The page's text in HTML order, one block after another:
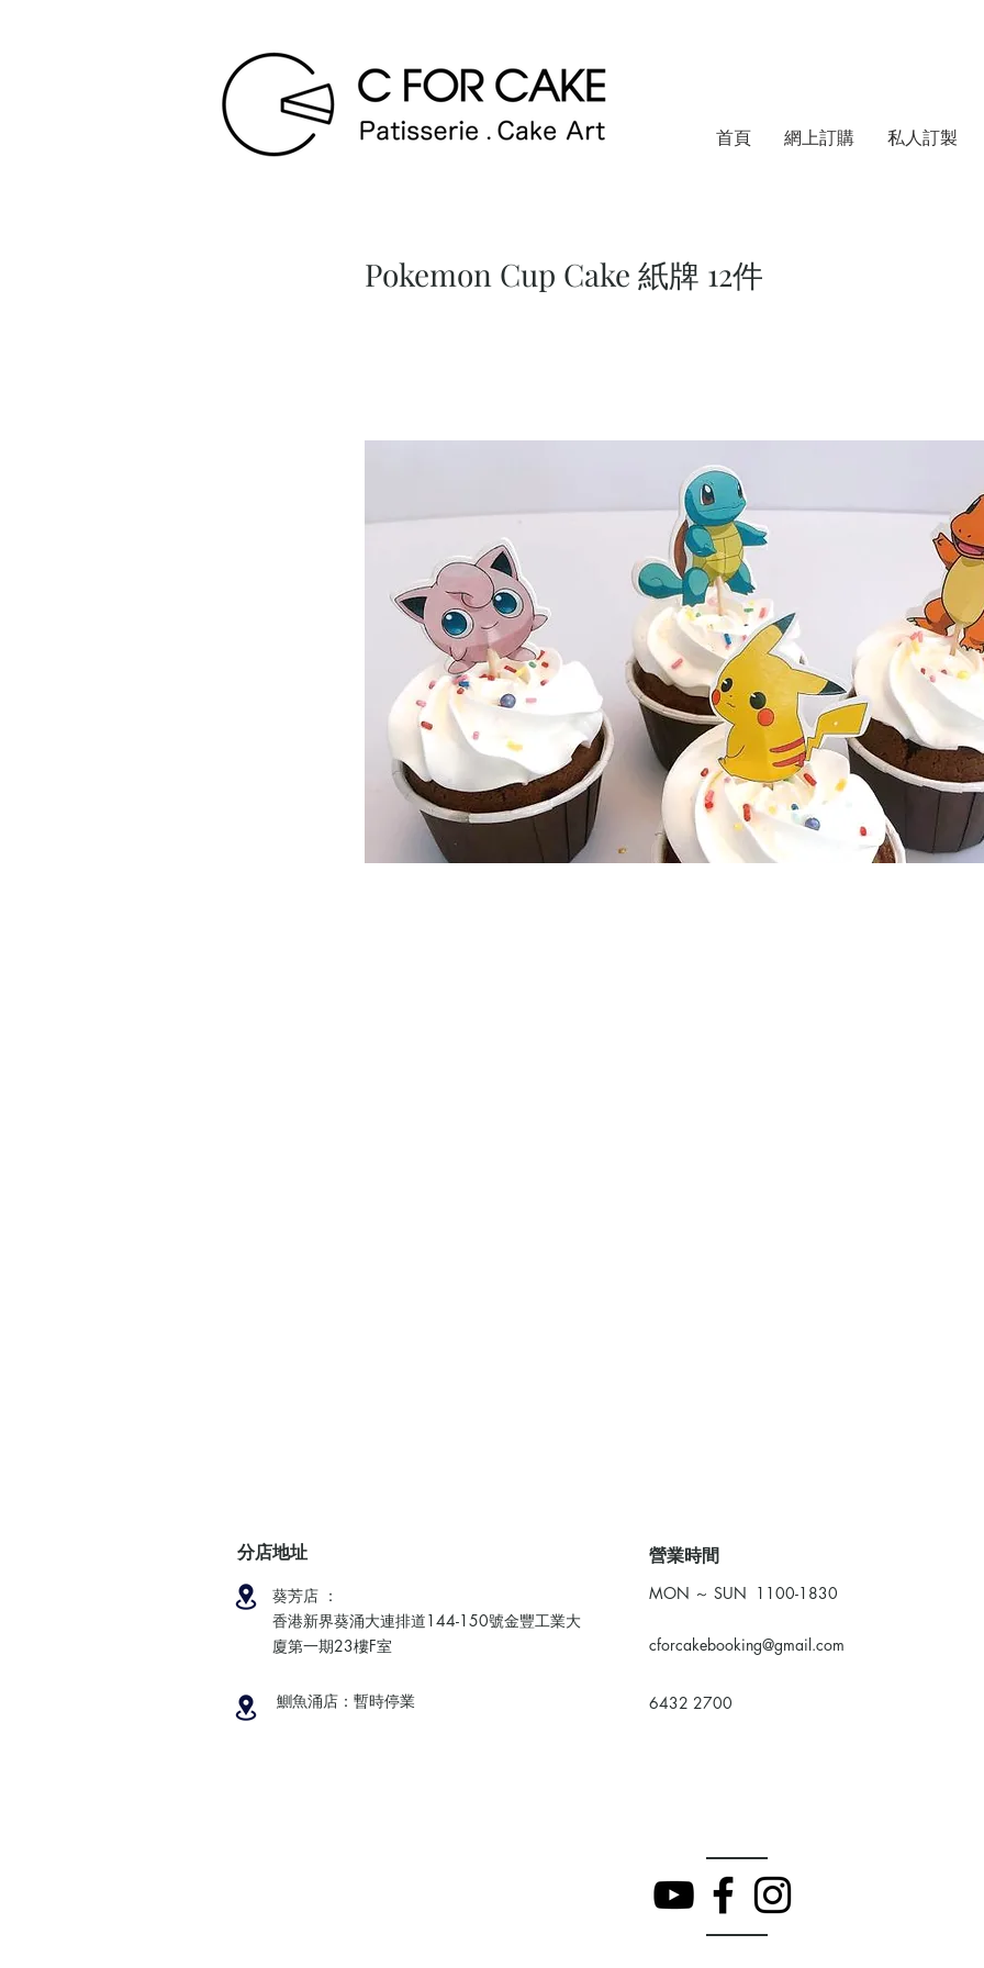
首頁 網上訂購 私人訂製
Pokemon Cup Cake 紙牌 12件
分店地址
葵芳店 ：
香港新界葵涌大連排道144-150號金豐工業大
廈第一期23樓F室
鰂魚涌店：暫時停業
​營業時間
MON ～ SUN 1100-1830
cforcakebooking@gmail.com
6432 2700